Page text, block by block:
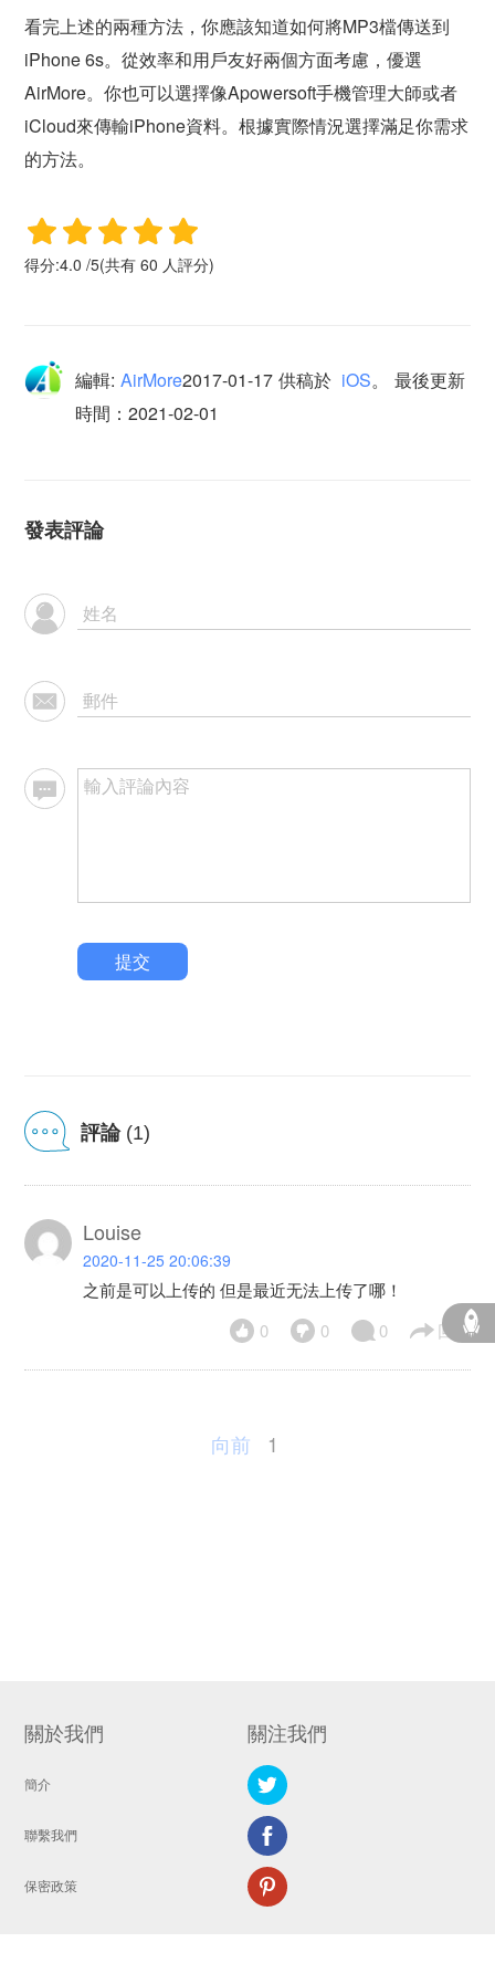
看完上述的兩種方法，你應該知道如何將MP3檔傳送到
iPhone 6s。從效率和用戶友好兩個方面考慮，優選
AirMore。你也可以選擇像Apowersoft手機管理大師或者
iCloud來傳輸iPhone資料。根據實際情況選擇滿足你需求
的方法。
得分:4.0 /5(共有60 人評分)
編輯: AirMore2017-01-17 供稿於 iOS。
最後更新
時間：2021-02-01
發表評論
提交
評論 (1)
Louise
2020-11-25 20:06:39
之前是可以上传的 但是最近无法上传了哪！
0
0 0 回复
向前 1
關於我們
簡介
聯繫我們
保密政策
關注我們